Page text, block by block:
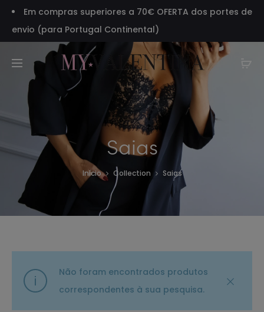
Em compras superiores a 70€ OFERTA dos portes de
envio (para Portugal Continental)
Saias
Início Collection Saias
Não foram encontrados produtos
correspondentes à sua pesquisa.